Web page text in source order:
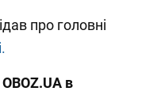
про головні
в